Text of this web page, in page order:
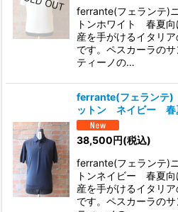
ferrante(フェランテ)
トンホワイト 春夏向
産を手がけるイタリ
です。ペスカーラの
ティーノの…
ferrante(フェラン
ットン ネイビー 春
38,500 円(税込)
ferrante(フェランテ)
トンネイビー 春夏向
産を手がけるイタリ
です。ペスカーラの